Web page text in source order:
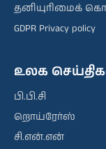
தனியுரிமைக்
GDPR Privacy policy
உலக
பி.பி.சி
றொய்ரேர்ஸ்
சி.என்.என்